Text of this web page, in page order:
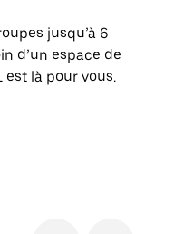
jusqu’à 6
d’un espace de
est là pour vous.